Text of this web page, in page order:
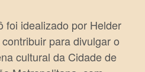
foi idealizado por Helder
para divulgar o
cultural da Cidade de